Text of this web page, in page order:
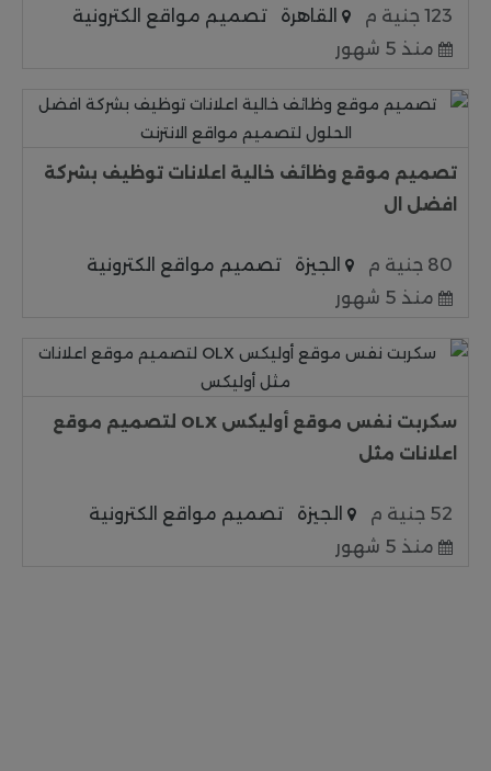
123 جنية م القاهرة
تصميم مواقع الكترونية
منذ 5 شهور
تصميم موقع وظائف خالية اعلانات توظيف بشركة
افضل ال
80 جنية م الجيزة
تصميم مواقع الكترونية
منذ 5 شهور
سكربت نفس موقع أوليكس OLX لتصميم موقع
اعلانات مثل
52 جنية م الجيزة
تصميم مواقع الكترونية
منذ 5 شهور